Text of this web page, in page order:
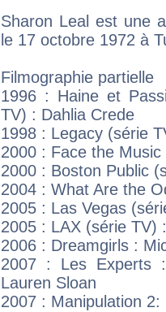
Sharon Leal est une
le 17 octobre 1972 à
Filmographie partielle
1996 : Haine et
TV) : Dahlia Crede
1998 : Legacy (série
2000 : Face the Music
2000 : Boston Public
2004 : What Are the
2005 : Las Vegas
2005 : LAX (série TV)
2006 : Dreamgirls :
2007 : Les Experts
Lauren Sloan
2007 : Manipulation